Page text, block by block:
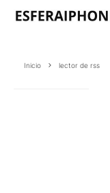
Inicio lector de rss